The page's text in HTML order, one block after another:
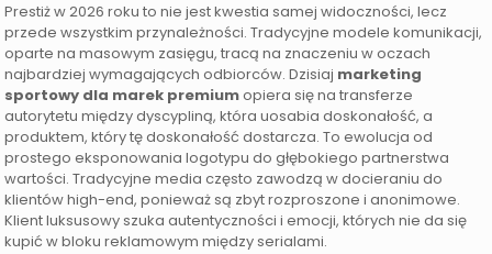
Prestiż w 2026 roku to nie jest kwestia samej widoczności, lecz
przede wszystkim przynależności. Tradycyjne modele komunikacji,
oparte na masowym zasięgu, tracą na znaczeniu w oczach
najbardziej wymagających odbiorców. Dzisiaj marketing
sportowy dla marek premiumopiera się na transferze
autorytetu między dyscypliną, która uosabia doskonałość, a
produktem, który tę doskonałość dostarcza. To ewolucja od
prostego eksponowania logotypu do głębokiego partnerstwa
wartości. Tradycyjne media często zawodzą w docieraniu do
klientów high-end, ponieważ są zbyt rozproszone i anonimowe.
Klient luksusowy szuka autentyczności i emocji, których nie da się
kupić w bloku reklamowym między serialami.